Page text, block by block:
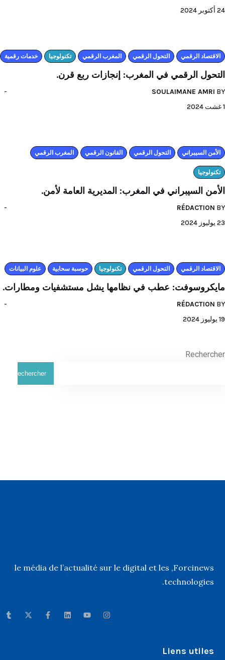
24 أكتوبر 2024
اﻻقتصاد الرقمي التحول الرقمي المغرب الرقمي تكنولوجيا خدمات رقمية
التحول الرقمي في المغرب: إنجازات ربع قرن.
BY
SOULAIMANE AMRI
1 غشت 2024
الأمن السيبراني التحول الرقمي القانون الرقمي المغرب الرقمي
تكنولوجيا
الأمن السيبراني في المغرب: المديرية العامة لأمن.
BY
RÉDACTION
23 يوليوز 2024
اﻻقتصاد الرقمي التحول الرقمي تكنولوجيا حوسبة سحابية علوم البيانات
مايكروسوفت: عطب في نظامها يشل مستشفيات ومطارات.
BY
RÉDACTION
19 يوليوز 2024
Rechercher
Rechercher
Forcinews
, le média de l’actualité sur le digital et les
technologies.
Liens utiles